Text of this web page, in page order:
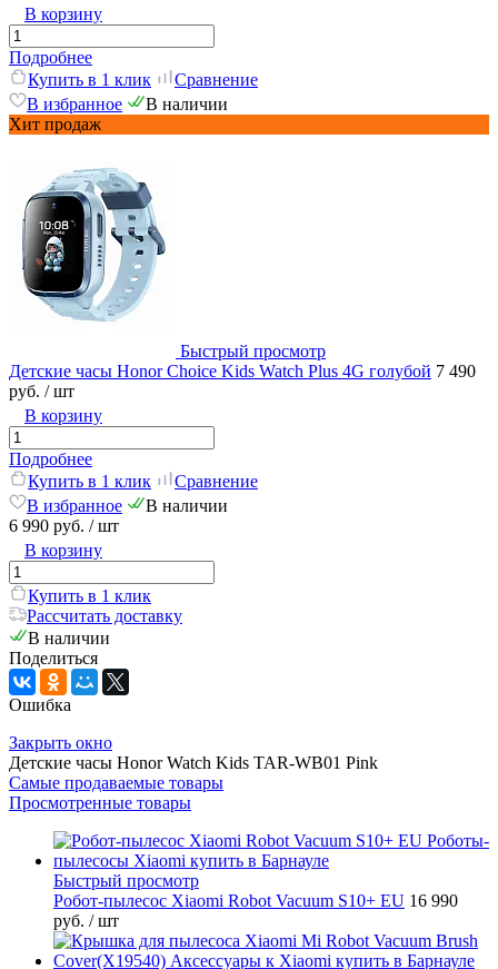
В корзину
Подробнее
Купить в 1 клик
Сравнение
В избранное
В наличии
Хит продаж
Быстрый просмотр
Детские часы Honor Choice Kids Watch Plus 4G голубой 7 490
руб. / шт
В корзину
Подробнее
Купить в 1 клик
Сравнение
В избранное
В наличии
6 990 руб. / шт
В корзину
Купить в 1 клик
Рассчитать доставку
В наличии
Поделиться
Ошибка
Закрыть окно
Детские часы Honor Watch Kids TAR-WB01 Pink
Самые продаваемые товары
Просмотренные товары
Быстрый просмотр
Робот-пылесос Xiaomi Robot Vacuum S10+ EU 16 990
руб. / шт